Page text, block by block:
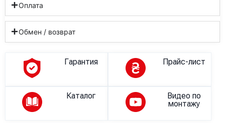
Оплата
Обмен / возврат
Гарантия Прайс-лист
Каталог
Видео по
монтажу